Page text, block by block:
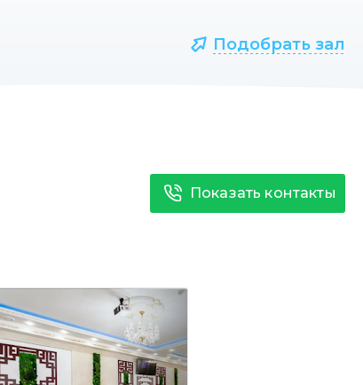
Подобрать зал
Показать контакты